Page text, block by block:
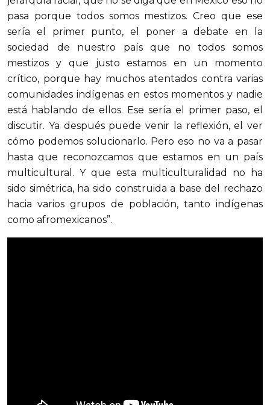
pasa porque todos somos mestizos. Creo que ese
sería el primer punto, el poner a debate en la
sociedad de nuestro país que no todos somos
mestizos y que justo estamos en un momento
crítico, porque hay muchos atentados contra varias
comunidades indígenas en estos momentos y nadie
está hablando de ellos. Ese sería el primer paso, el
discutir. Ya después puede venir la reflexión, el ver
cómo podemos solucionarlo. Pero eso no va a pasar
hasta que reconozcamos que estamos en un país
multicultural. Y que esta multiculturalidad no ha
sido simétrica, ha sido construida a base del rechazo
hacia varios grupos de población, tanto indígenas
como afromexicanos”.